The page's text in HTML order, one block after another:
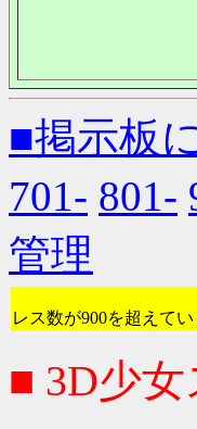
■掲示板
701- 801-
管理
レス数が900を超えて
■ 3D少女